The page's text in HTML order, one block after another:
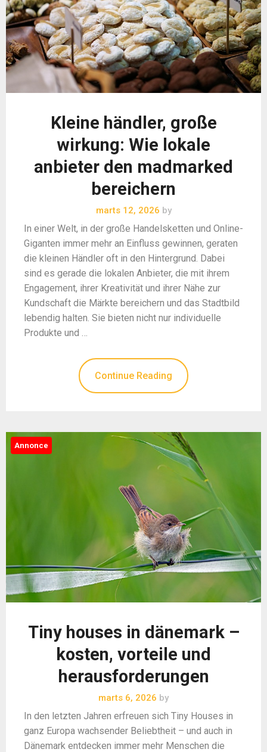
Kleine händler, große
wirkung: Wie lokale
anbieter den madmarked
bereichern
marts 12, 2026 by
In einer Welt, in der große Handelsketten und Online-
Giganten immer mehr an Einfluss gewinnen, geraten
die kleinen Händler oft in den Hintergrund. Dabei
sind es gerade die lokalen Anbieter, die mit ihrem
Engagement, ihrer Kreativität und ihrer Nähe zur
Kundschaft die Märkte bereichern und das Stadtbild
lebendig halten. Sie bieten nicht nur individuelle
Produkte und …
Continue Reading
Annonce
Tiny houses in dänemark –
kosten, vorteile und
herausforderungen
marts 6, 2026 by
In den letzten Jahren erfreuen sich Tiny Houses in
ganz Europa wachsender Beliebtheit – und auch in
Dänemark entdecken immer mehr Menschen die